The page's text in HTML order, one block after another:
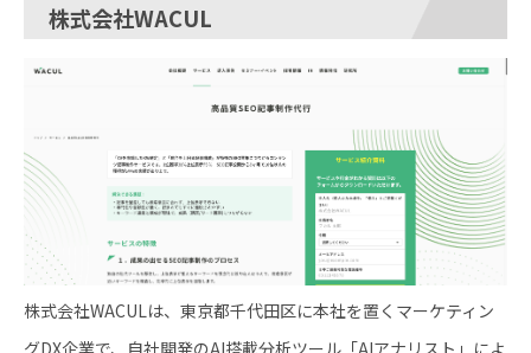
株式会社WACUL
株式会社WACULは、東京都千代田区に本社を置くマーケティン
グDX企業で、自社開発のAI搭載分析ツール「AIアナリスト」によ